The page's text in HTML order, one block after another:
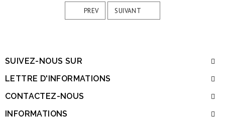
PREV SUIVANT
SUIVEZ-NOUS SUR
LETTRE D'INFORMATIONS
CONTACTEZ-NOUS
INFORMATIONS